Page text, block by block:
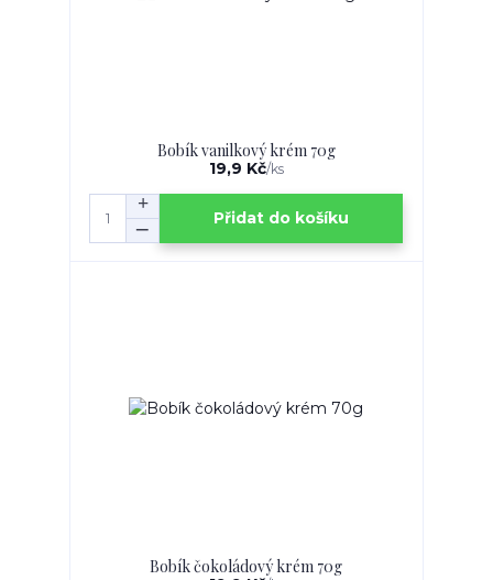
Bobík vanilkový krém 70g
19,9 Kč/ks
Přidat do košíku
Bobík čokoládový krém 70g